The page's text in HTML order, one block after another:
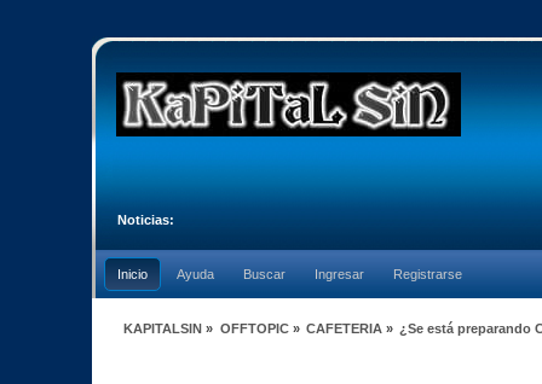
Noticias:
Inicio Ayuda Buscar Ingresar Registrarse
KAPITALSIN » OFFTOPIC» CAFETERIA» ¿Se está preparando